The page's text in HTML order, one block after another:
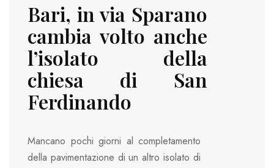
Bari, in via Sparano
cambia volto anche
l’isolato della
chiesa di San
Ferdinando
Mancano pochi giorni al completamento
della pavimentazione di un altro isolato di